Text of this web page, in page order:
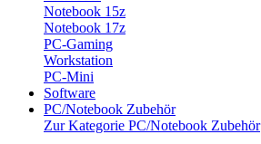
Notebook 15z
Notebook 17z
PC-Gaming
Workstation
PC-Mini
Software
PC/Notebook Zubehör
Zur Kategorie PC/Notebook Zubehör